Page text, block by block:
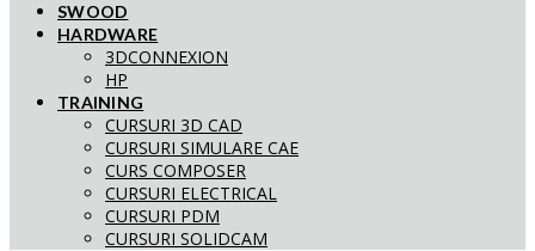
SWOOD
HARDWARE
3DCONNEXION
HP
TRAINING
CURSURI 3D CAD
CURSURI SIMULARE CAE
CURS COMPOSER
CURSURI ELECTRICAL
CURSURI PDM
CURSURI SOLIDCAM